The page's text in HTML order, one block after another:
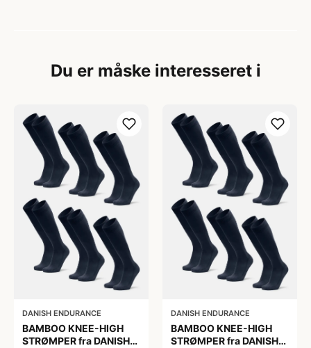
Du er måske interesseret i
DANISH ENDURANCE
BAMBOO KNEE-HIGH
STRØMPER fra DANISH
DANISH ENDURANCE
BAMBOO KNEE-HIGH
STRØMPER fra DANISH